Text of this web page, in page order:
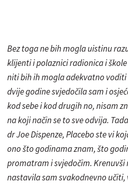
Bez toga ne bih mogla uistinu
klijenti i polaznici radionica i
niti bih ih mogla adekvatno
dvije godine svjedočila sam i
kod sebe i kod drugih no, nisam
na koji način se to sve odvija.
dr Joe Dispenze, Placebo ste vi
ono što godinama znam, što
promatram i svjedočim. Krenuvši
nastavila sam svakodnevno